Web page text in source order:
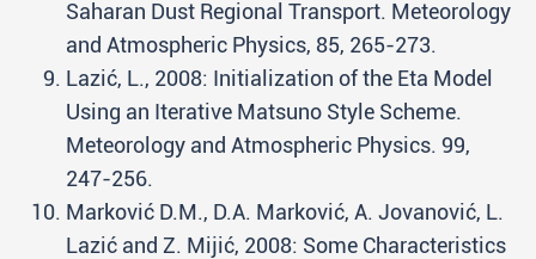
Saharan Dust Regional Transport. Meteorology
and Atmospheric Physics, 85, 265-273.
Lazić, L., 2008: Initialization of the Eta Model
Using an Iterative Matsuno Style Scheme.
Meteorology and Atmospheric Physics. 99,
247-256.
Marković D.M., D.A. Marković, A. Jovanović, L.
Lazić and Z. Mijić, 2008: Some Characteristics